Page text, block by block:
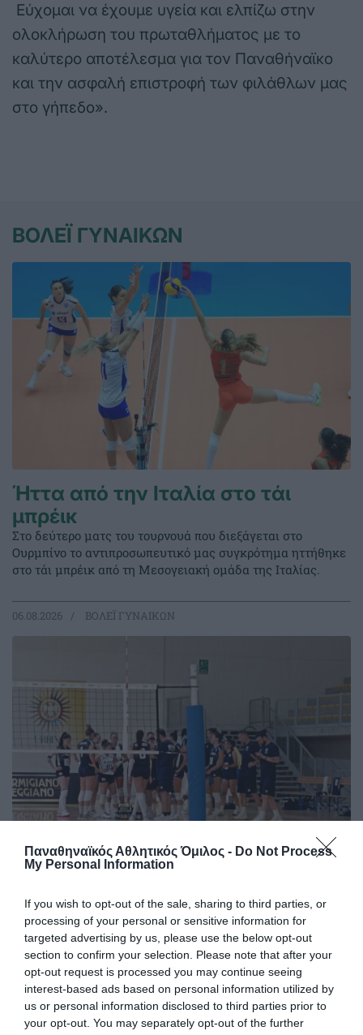
Παναθηναϊκός Αθλητικός Όμιλος - Do Not Process
My Personal Information
If you wish to opt-out of the sale, sharing to third parties, or
processing of your personal or sensitive information for
targeted advertising by us, please use the below opt-out
section to confirm your selection. Please note that after your
opt-out request is processed you may continue seeing
interest-based ads based on personal information utilized by
us or personal information disclosed to third parties prior to
your opt-out. You may separately opt-out of the further
Εύχομαι να έχουμε υγεία και ελπίζω στην
ολοκλήρωση του πρωταθλήματος με το
καλύτερο αποτέλεσμα για τον Παναθήναϊκο
και την ασφαλή επιστροφή των φιλάθλων μας
στο γήπεδο».
ΒΟΛΕΪ ΓΥΝΑΙΚΩΝ
Ήττα από την Ιταλία στο τάι
μπρέικ
Στο δεύτερο ματς του τουρνουά που διεξάγεται στο
Ουρμπίνο το αντιπροσωπευτικό μας συγκρότημα ηττήθηκε
στο τάι μπρέικ από τη Μεσογειακή ομάδα της Ιταλίας.
06.08.2026 ΒΟΛΕΪ ΓΥΝΑΙΚΩΝ
Φιλική ισοπαλία με διπλή
Η Εθνική ομάδα βόλεϊ γυναικών αναδείχθηκε ισόπαλη με
την αντίστοιχη της Σουηδία σε φιλική αναμέτρηση που
συμμετείχαν δύο παίκτριες του Παναθηναϊκού.
05.08.2026 ΒΟΛΕΪ ΓΥΝΑΙΚΩΝ